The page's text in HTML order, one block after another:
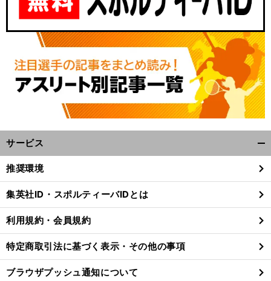
サービス
閉
る
推奨環境
集英社ID・スポルティーバIDとは
利用規約・会員規約
特定商取引法に基づく表示・その他の事項
ブラウザプッシュ通知について